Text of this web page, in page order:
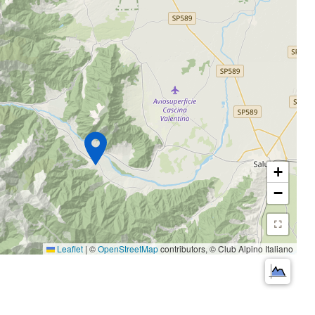
+
−
Leaflet | ©OpenStreetMapcontributors, © Club Alpino Italiano